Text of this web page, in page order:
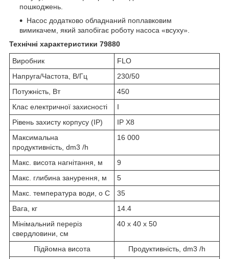
пошкоджень.
Насос додатково обладнаний поплавковим
вимикачем, який запобігає роботу насоса «всуху».
Технічні характеристики 79880
Виробник
FLO
Напруга/Частота, В/Гц
230/50
Потужність, Вт
450
Клас електричної захисності
I
Рівень захисту корпусу (IP)
IP X8
Максимальна
продуктивність, dm3 /h
16 000
Макс. висота нагнітання, м
9
Макс. глибина занурення, м
5
Макс. температура води, o C
35
Вага, кг
14.4
Мінімальний переріз
свердловини, см
40 x 40 x 50
Підйомна висота
Продуктивність, dm3 /h